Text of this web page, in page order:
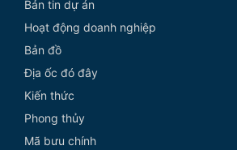
Bản tin dự án
Hoạt động doanh nghiệp
Bản đồ
Địa ốc đó đây
Kiến thức
Phong thủy
Mã bưu chính